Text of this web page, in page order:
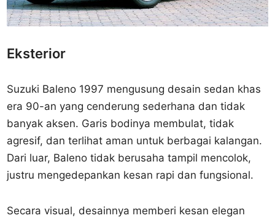
Eksterior
Suzuki Baleno 1997 mengusung desain sedan khas
era 90-an yang cenderung sederhana dan tidak
banyak aksen. Garis bodinya membulat, tidak
agresif, dan terlihat aman untuk berbagai kalangan.
Dari luar, Baleno tidak berusaha tampil mencolok,
justru mengedepankan kesan rapi dan fungsional.
Secara visual, desainnya memberi kesan elegan